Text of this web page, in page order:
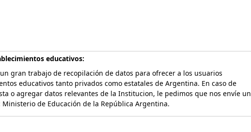
educativos:
gran trabajo de recopilación de datos para ofrecer a los usuarios
educativos tanto privados como estatales de Argentina. En caso de
o agregar datos relevantes de la Institucion, le pedimos que nos envíe un
de Educación de la República Argentina.